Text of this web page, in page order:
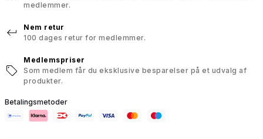
medlemmer.
Nem retur
100 dages retur for medlemmer.
Medlemspriser
Som medlem får du eksklusive besparelser på et udvalg af
produkter.
Betalingsmetoder